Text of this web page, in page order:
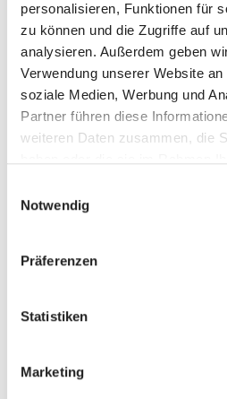
personalisieren, Funktionen für
zu können und die Zugriffe auf
analysieren. Außerdem geben
Verwendung unserer Website
soziale Medien, Werbung und
Partner führen diese
weiteren Daten zusammen, die
Notwendig
Präferenzen
Statistiken
Marketing
GFK-Dach
Markise
Elektro